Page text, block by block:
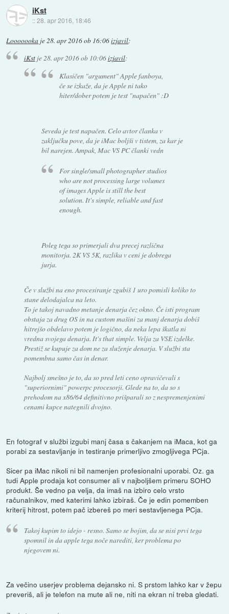
iKst
::28. apr 2016, 18:46
Looooooka je28. apr 2016 ob 16:06izjavil:
iKstje28. apr 2016 ob 10:06izjavil:
Klasičen "argument" Apple fanboya,
če se izkaže, da je Apple ni tako
hiter/dober potem je test "napačen" :D
Seveda je test napačen. Celo avtor članka v
zaključku pove, da je iMac boljši v tistem, za kar je
bil narejen. Ampak, Mac VS PC članki vedn
For single/small photographer studios
who are not processing large volumes
of images Apple is still the best
solution. It's simple, reliable and fast
enough.
Poleg tega so primerjali dva precej različna
monitorja. 2K VS 5K, razlika v ceni je dobrega
jurja.
Če v službi na eno procesiranje zgubiš 1 uro pomisli koliko to
stane delodajalca na leto.
To je takoj navadno metanje denarja čez okno. Če isti program
obstaja za drug OS in na custom mašini za manj denarja dobiš
hitrejšo obdelavo potem je logično, da neka lepa škatla ni
vredna svojega denarja. It's that simple. Velja za VSE izdelke.
Prestiž se kupuje za dom ne za služenje denarja. V službi sta
pomembna samo čas in denar.
Najbolj smešno je to, da so pred leti ceno opravičevali s
"superiornimi" powerpc procesorji. Glede na to, da so s
prehodom na x86/64 definitivno prišparali so z nespremenjenimi
cenami kupce nategnili dvojno.
En fotograf v službi izgubi manj časa s čakanjem na iMaca, kot ga
porabi za sestavljanje in testiranje primerljivo zmogljivega PCja.
Sicer pa iMac nikoli ni bil namenjen profesionalni uporabi. Oz. ga
tudi Apple prodaja kot consumer ali v najboljšem primeru SOHO
produkt. Še vedno pa velja, da imaš na izbiro celo vrsto
računalnikov, med katerimi lahko izbiraš. Če je edin pomemben
kriterij hitrost, potem pač izbereš po meri sestavljenega PCja.
Takoj kupim to idejo - resno. Samo se bojim, da se nisi prvi tega
spomnil in da apple tega noče narediti, ker problema po
njegovem ni.
Za večino userjev problema dejansko ni. S prstom lahko kar v žepu
preveriš, ali je telefon na mute ali ne, niti na ekran ni treba gledati.